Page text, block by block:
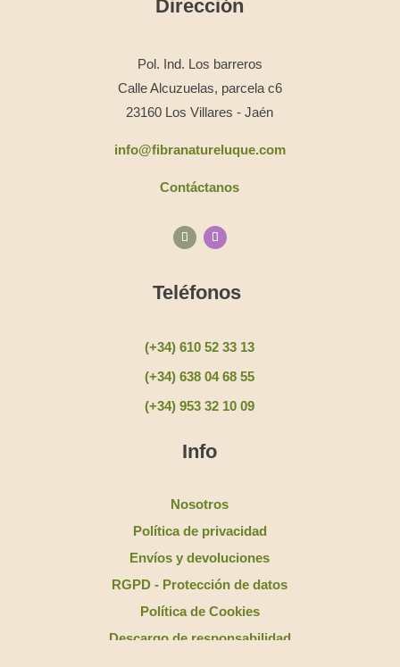
Dirección
Pol. Ind. Los barreros
Calle Alcuzuelas, parcela c6
23160 Los Villares - Jaén
info@fibranatureluque.com
Contáctanos
Teléfonos
(+34) 610 52 33 13
(+34) 638 04 68 55
(+34) 953 32 10 09
Info
Nosotros
Política de privacidad
Envíos y devoluciones
RGPD - Protección de datos
Política de Cookies
Descargo de responsabilidad